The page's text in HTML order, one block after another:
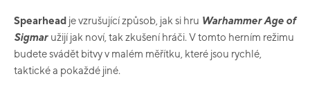
Spearhead je vzrušující způsob, jak si hru Warhammer Age of
Sigmar užijí jak noví, tak zkušení hráči. V tomto herním režimu
budete svádět bitvy v malém měřítku, které jsou rychlé,
taktické a pokaždé jiné.